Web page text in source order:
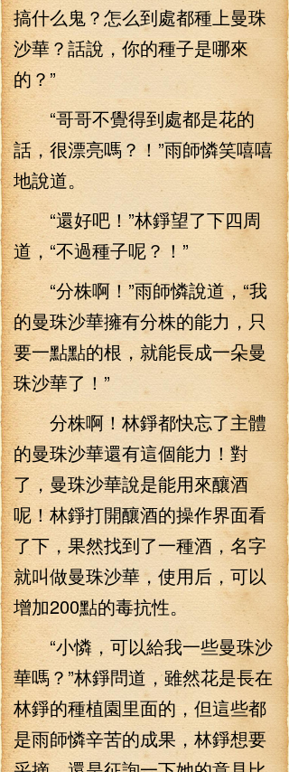
搞什么鬼？怎么到處都種上曼珠
沙華？話說，你的種子是哪來
的？”
“哥哥不覺得到處都是花的
話，很漂亮嗎？！”雨師憐笑嘻嘻
地說道。
“還好吧！”林錚望了下四周
道，“不過種子呢？！”
“分株啊！”雨師憐說道，“我
的曼珠沙華擁有分株的能力，只
要一點點的根，就能長成一朵曼
珠沙華了！”
分株啊！林錚都快忘了主體
的曼珠沙華還有這個能力！對
了，曼珠沙華說是能用來釀酒
呢！林錚打開釀酒的操作界面看
了下，果然找到了一種酒，名字
就叫做曼珠沙華，使用后，可以
增加200點的毒抗性。
“小憐，可以給我一些曼珠沙
華嗎？”林錚問道，雖然花是長在
林錚的種植園里面的，但這些都
是雨師憐辛苦的成果，林錚想要